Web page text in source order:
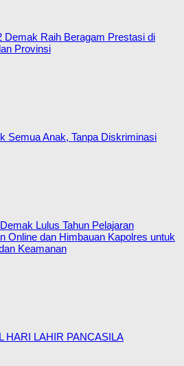
Demak Raih Beragam Prestasi di
Provinsi
Semua Anak, Tanpa Diskriminasi
Lulus Tahun Pelajaran
Online dan Himbauan Kapolres untuk
Keamanan
HARI LAHIR PANCASILA